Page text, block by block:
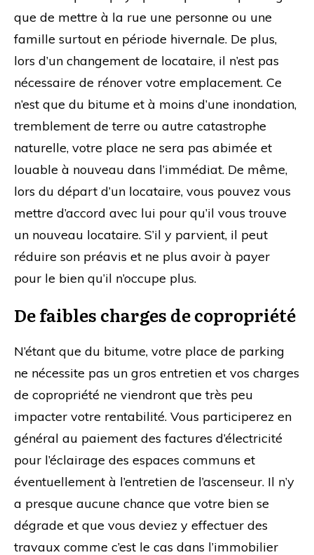
que de mettre à la rue une personne ou une
famille surtout en période hivernale. De plus,
lors d’un changement de locataire, il n’est pas
nécessaire de rénover votre emplacement. Ce
n’est que du bitume et à moins d’une inondation,
tremblement de terre ou autre catastrophe
naturelle, votre place ne sera pas abimée et
louable à nouveau dans l’immédiat. De même,
lors du départ d’un locataire, vous pouvez vous
mettre d’accord avec lui pour qu’il vous trouve
un nouveau locataire. S’il y parvient, il peut
réduire son préavis et ne plus avoir à payer
pour le bien qu’il n’occupe plus.
De faibles charges de copropriété
N’étant que du bitume, votre place de parking
ne nécessite pas un gros entretien et vos charges
de copropriété ne viendront que très peu
impacter votre rentabilité. Vous participerez en
général au paiement des factures d’électricité
pour l’éclairage des espaces communs et
éventuellement à l’entretien de l’ascenseur. Il n’y
a presque aucune chance que votre bien se
dégrade et que vous deviez y effectuer des
travaux comme c’est le cas dans l’immobilier